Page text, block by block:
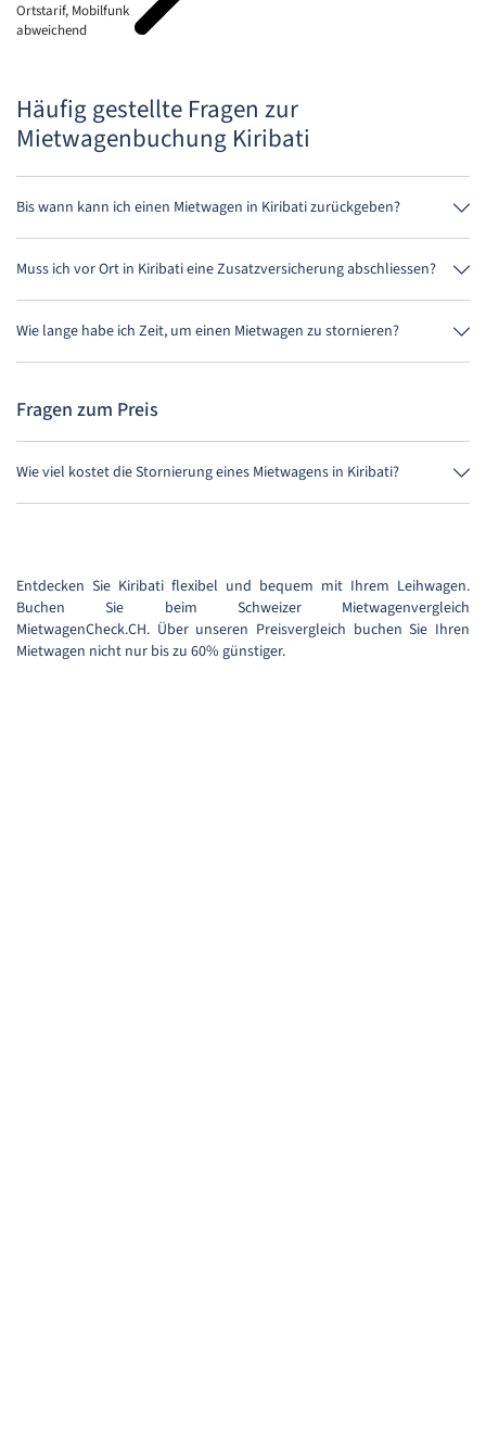
Entdecken Sie Kiribati flexibel und bequem mit Ihrem Leihwagen.
Buchen Sie beim Schweizer Mietwagenvergleich
MietwagenCheck.CH. Über unseren Preisvergleich buchen Sie Ihren
Mietwagen nicht nur bis zu 60% günstiger.
Ortstarif, Mobilfunk
abweichend
Häufig gestellte Fragen zur
Mietwagenbuchung Kiribati
Bis wann kann ich einen Mietwagen in Kiribati zurückgeben?
Grundsätzlich kannst Du den Mietwagen zu jeder Tageszeit
zurückgeben. Wichtig ist nur, dass Du den Mietwagen nicht später als
bei der Buchung angegeben, abgibst.
Muss ich vor Ort in Kiribati eine Zusatzversicherung abschliessen?
Buche am besten über uns die Vollkaskoversicherung ohne
Selbstbeteiligung. So musst Du vor Ort keine weitere Versicherung
abschliessen.
Wie lange habe ich Zeit, um einen Mietwagen zu stornieren?
Du hast bis zu 24 Stunden vor Anmietung innerhalb der
Fragen zum Preis
Wie viel kostet die Stornierung eines Mietwagens in Kiribati?
Bis 24 Stunden vor Anmietung kostet die Stornierung während der